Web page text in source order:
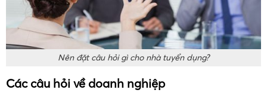
Nên đặt câu hỏi gì cho nhà tuyển dụng?
Các câu hỏi về doanh nghiệp